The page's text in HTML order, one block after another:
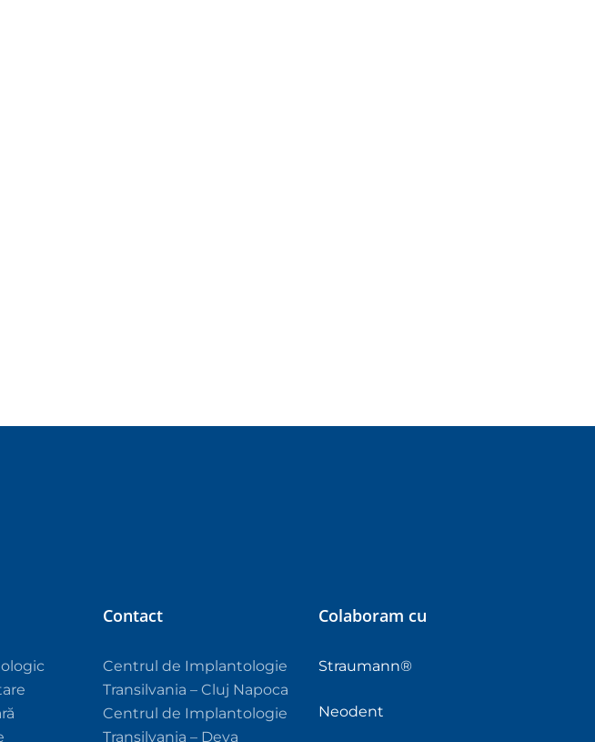
Contact
Centrul de Implantologie
Transilvania – Cluj Napoca
Centrul de Implantologie
Transilvania – Deva
Colaboram cu
Straumann®
Neodent